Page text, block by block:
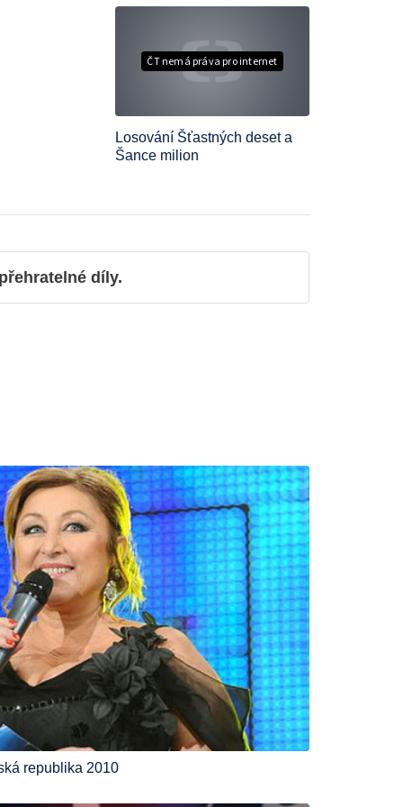
ČT nemá práva pro internet
Losování Šťastných deset a
Šance milion
díly.
republika 2010